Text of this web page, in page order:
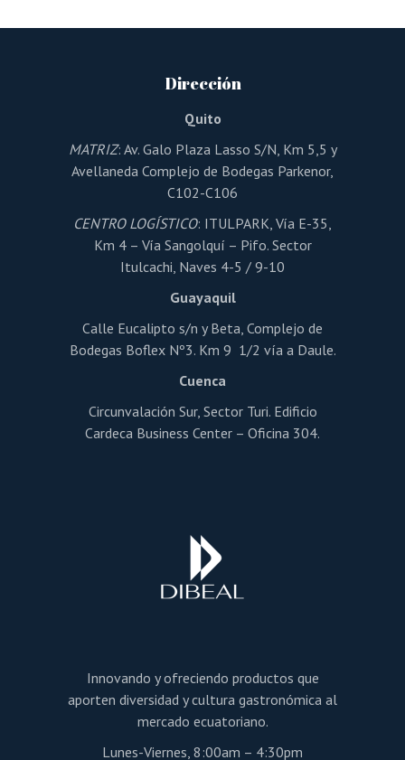
Las
elegir
la
página
de
producto
Dirección
Quito
MATRIZ: Av. Galo Plaza Lasso S/N, Km 5,5 y
Avellaneda Complejo de Bodegas Parkenor,
C102-C106
CENTRO LOGÍSTICO: ITULPARK, Vía E-35,
Km 4 – Vía Sangolquí – Pifo. Sector
Itulcachi, Naves 4-5 / 9-10
Guayaquil
Calle Eucalipto s/n y Beta, Complejo de
Bodegas Boflex Nº3. Km 9 1/2 vía a Daule.
Cuenca
Circunvalación Sur, Sector Turi. Edificio
Cardeca Business Center – Oficina 304.
Innovando y ofreciendo productos que
aporten diversidad y cultura gastronómica al
mercado ecuatoriano.
Lunes-Viernes, 8:00am – 4:30pm